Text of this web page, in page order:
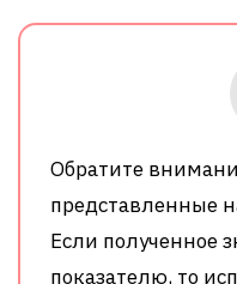
Обратите
представленные
Если полученное
показателю, то